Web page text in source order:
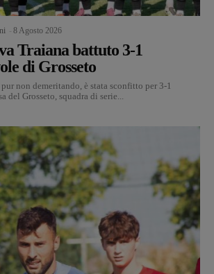
8 Agosto 2026
Traiana battuto 3-1
di Grosseto
non demeritando, è stata sconfitto per 3-1
del Grosseto, squadra di serie...